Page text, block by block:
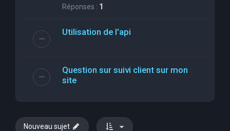
Réponses : 1
Utilisation de l'api
Question sur suivi client sur mon
site
Nouveau sujet